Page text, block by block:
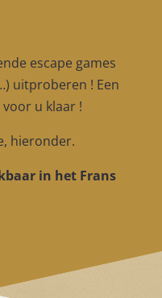
escape games
uitproberen ! Een
u klaar !
hieronder.
in het Frans